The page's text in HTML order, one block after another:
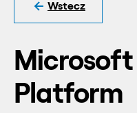
Wstecz
Microsoft
Platform